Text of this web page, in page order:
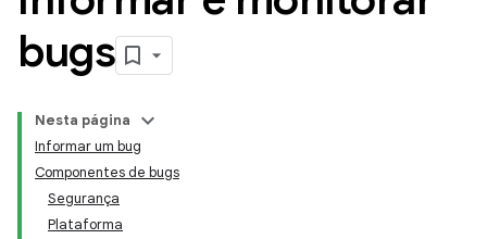
bugs
Nesta página
Informar um bug
Componentes de bugs
Segurança
Plataforma